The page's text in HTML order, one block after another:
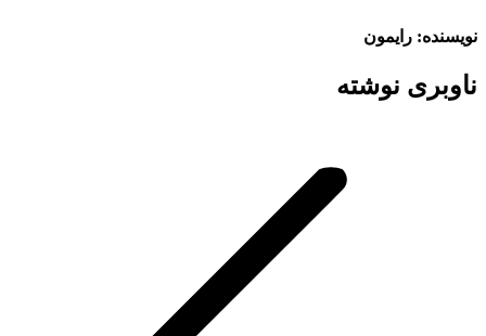
نویسنده: رایمون
ناوبری نوشته